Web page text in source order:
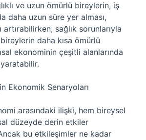
ve uzun ömürlü bireylerin, iş
daha uzun süre yer alması,
sağlık sorunlarıyla
daha kısa ömürlü
ekonominin çeşitli alanlarında
Ekonomik Senaryoları
arasındaki ilişki, hem bireysel
düzeyde derin etkiler
bu etkileşimler ne kadar